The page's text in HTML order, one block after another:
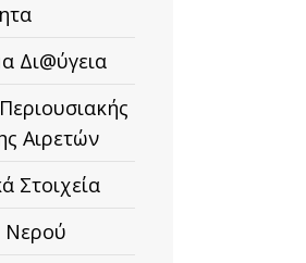
Δι@ύγεια
Αιρετών
Στοιχεία
Νερού